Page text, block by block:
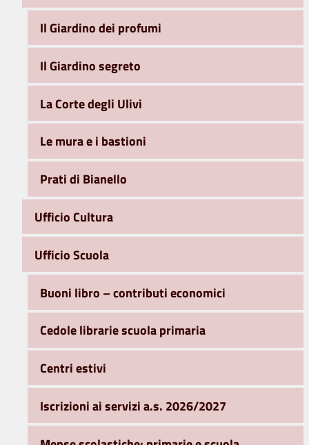
Il Giardino dei profumi
Il Giardino segreto
La Corte degli Ulivi
Le mura e i bastioni
Prati di Bianello
Ufficio Cultura
Ufficio Scuola
Buoni libro – contributi economici
Cedole librarie scuola primaria
Centri estivi
Iscrizioni ai servizi a.s. 2026/2027